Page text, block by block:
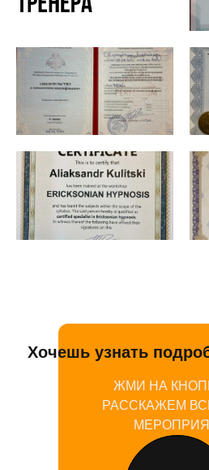
Хочешь узнать
ЖМИ НА
РАССКАЖЕМ